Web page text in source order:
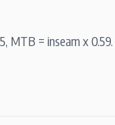
MTB = inseam x